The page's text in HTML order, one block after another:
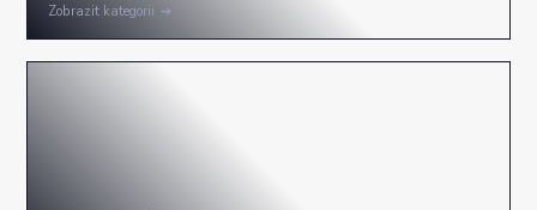
Zobrazit kategorii